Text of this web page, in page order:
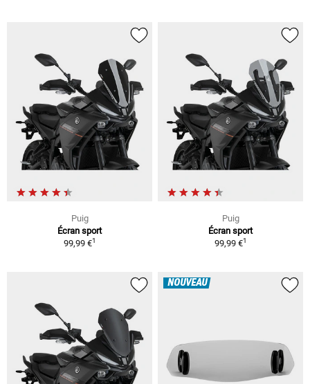
Puig
Écran sport
99,99 €1
Puig
Écran sport
99,99 €1
NOUVEAU